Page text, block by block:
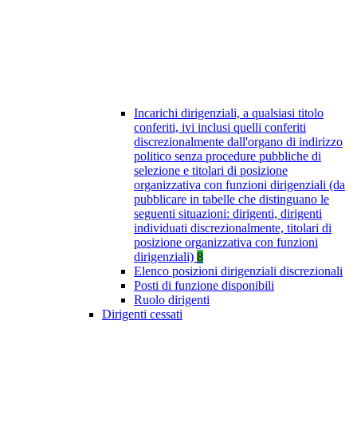
Incarichi dirigenziali, a qualsiasi titolo
conferiti, ivi inclusi quelli conferiti
discrezionalmente dall'organo di indirizzo
politico senza procedure pubbliche di
selezione e titolari di posizione
organizzativa con funzioni dirigenziali (da
pubblicare in tabelle che distinguano le
seguenti situazioni: dirigenti, dirigenti
individuati discrezionalmente, titolari di
posizione organizzativa con funzioni
dirigenziali) 8
Elenco posizioni dirigenziali discrezionali
Posti di funzione disponibili
Ruolo dirigenti
Dirigenti cessati